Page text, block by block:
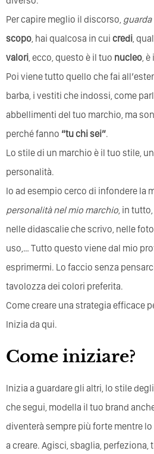
Per capire meglio il discorso,
scopo, hai qualcosa in cui credi,
valori, ecco, questo è il tuo nucleo,
Poi viene tutto quello che fai
barba, i vestiti che indossi, come
abbellimenti del tuo marchio, ma
perché fanno “tu chi sei”.
Lo stile di un marchio è il tuo stile,
personalità.
Io ad esempio cerco di infondere la
personalità nel mio marchio, in
nelle didascalie che scrivo, nelle
uso,… Tutto questo viene dal mio
esprimermi. Lo faccio senza
tavolozza dei colori preferita.
Come creare una strategia efficace
Inizia da qui.
Come iniziare?
Inizia a guardare gli altri, lo stile
che segui, modella il tuo brand
diventerà sempre più forte mentre
a creare. Agisci, sbaglia, perfeziona,